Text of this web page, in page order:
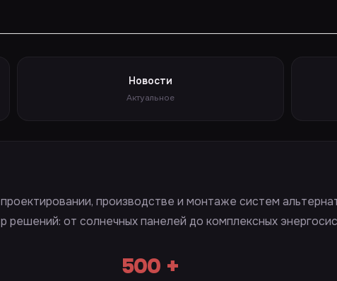
Новости
Актуальное
производстве и монтаже систем
от солнечных панелей до комплексных
500 +